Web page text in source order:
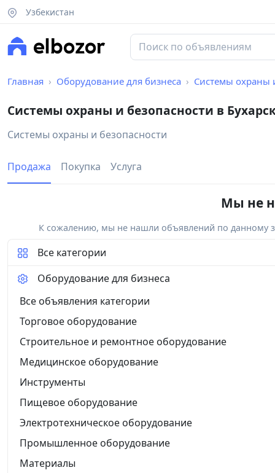
Узбекистан
Главная Оборудование для бизнеса Системы охраны
Системы охраны и безопасности в
Системы охраны и безопасности
Продажа Покупка Услуга
Мы не
К сожалению, мы не нашли объявлений по данному
Все категории
Оборудование для бизнеса
Все объявления категории
Торговое оборудование
Строительное и ремонтное оборудование
Медицинское оборудование
Инструменты
Пищевое оборудование
Электротехническое оборудование
Промышленное оборудование
Материалы